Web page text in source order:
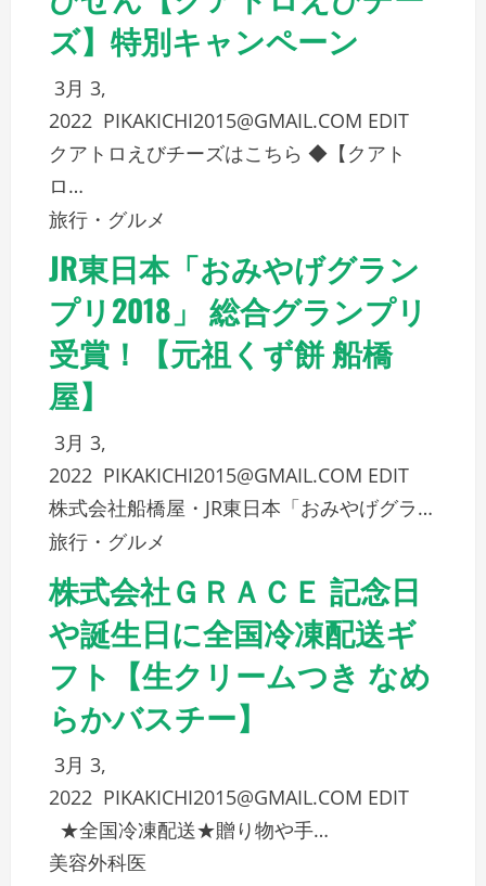
ズ】特別キャンペーン
3月 3,
2022 PIKAKICHI2015@GMAIL.COM EDIT
クアトロえびチーズはこちら ◆【クアト
ロ…
旅行・グルメ
JR東日本「おみやげグラン
プリ2018」 総合グランプリ
受賞！【元祖くず餅 船橋
屋】
3月 3,
2022 PIKAKICHI2015@GMAIL.COM EDIT
株式会社船橋屋・JR東日本「おみやげグラ…
旅行・グルメ
株式会社ＧＲＡＣＥ 記念日
や誕生日に全国冷凍配送ギ
フト【生クリームつき なめ
らかバスチー】
3月 3,
2022 PIKAKICHI2015@GMAIL.COM EDIT
★全国冷凍配送★贈り物や手…
美容外科医